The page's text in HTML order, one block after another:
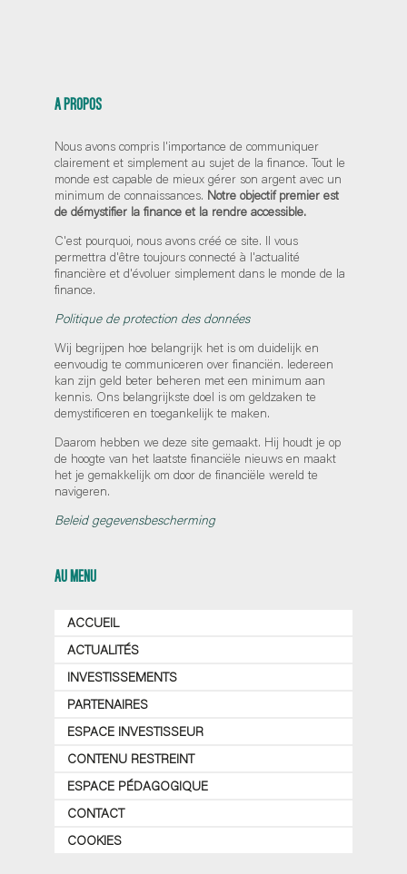
A PROPOS
Nous avons compris l'importance de communiquer
clairement et simplement au sujet de la finance. Tout le
monde est capable de mieux gérer son argent avec un
minimum de connaissances. Notre objectif premier est
de démystifier la finance et la rendre accessible.
C'est pourquoi, nous avons créé ce site. Il vous
permettra d'être toujours connecté à l'actualité
financière et d'évoluer simplement dans le monde de la
finance.
Politique de protection des données
Wij begrijpen hoe belangrijk het is om duidelijk en
eenvoudig te communiceren over financiën. Iedereen
kan zijn geld beter beheren met een minimum aan
kennis. Ons belangrijkste doel is om geldzaken te
demystificeren en toegankelijk te maken.
Daarom hebben we deze site gemaakt. Hij houdt je op
de hoogte van het laatste financiële nieuws en maakt
het je gemakkelijk om door de financiële wereld te
navigeren.
Beleid gegevensbescherming
AU MENU
ACCUEIL
ACTUALITÉS
INVESTISSEMENTS
PARTENAIRES
ESPACE INVESTISSEUR
CONTENU RESTREINT
ESPACE PÉDAGOGIQUE
CONTACT
COOKIES